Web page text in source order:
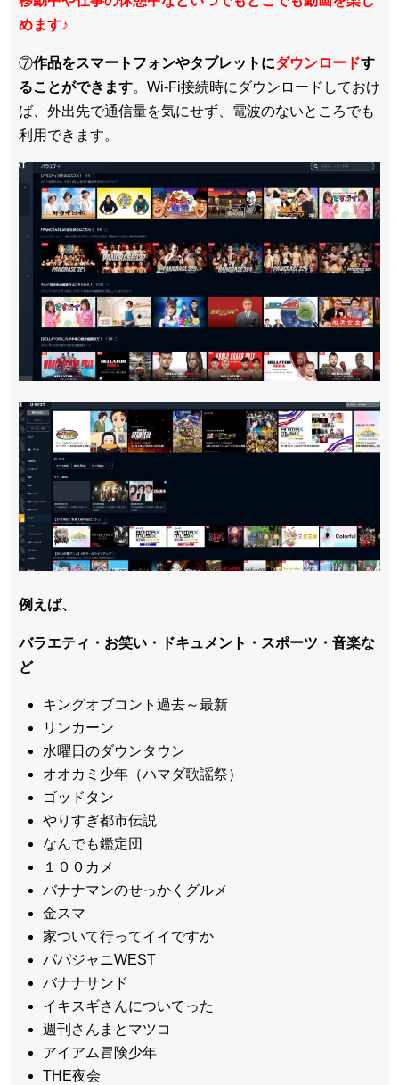
めます♪
⑦作品をスマートフォンやタブレットにダウンロードす
ることができます。Wi-Fi接続時にダウンロードしておけ
ば、外出先で通信量を気にせず、電波のないところでも
利用できます。
例えば、
バラエティ・お笑い・ドキュメント・スポーツ・音楽な
ど
キングオブコント過去～最新
リンカーン
水曜日のダウンタウン
オオカミ少年（ハマダ歌謡祭）
ゴッドタン
やりすぎ都市伝説
なんでも鑑定団
１００カメ
バナナマンのせっかくグルメ
金スマ
家ついて行ってイイですか
パパジャニWEST
バナナサンド
イキスギさんについてった
週刊さんまとマツコ
アイアム冒険少年
THE夜会